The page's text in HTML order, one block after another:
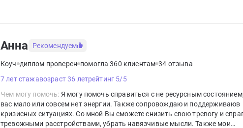
Анна Рекомендуем
Коуч диплом проверен помогла 360 клиентам 34 отзыва
7 лет стажавозраст 36 летрейтинг 5/5
Чем могу помочь: Я могу помочь справиться с не ресурсным
вас мало или совсем нет энергии. Также сопровождаю и поддерживаюв
кризисных ситуациях. Со мной Вы сможете снизить свою тревогу и
тревожными расстройствами, убрать навязчивые мысли. Также мои